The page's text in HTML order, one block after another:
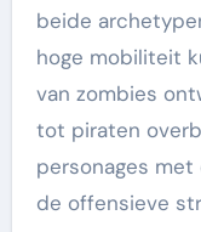
beide
hoge mobiliteit
van zombies
tot piraten
personages
de offensieve